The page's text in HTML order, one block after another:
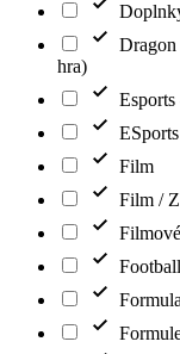
Dragon
hra)
Film
Film /
Football